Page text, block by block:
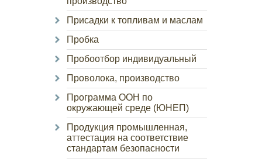
Присадки к топливам и маслам
Пробка
Пробоотбор индивидуальный
Проволока, производство
Программа ООН по
окружающей среде (ЮНЕП)
Продукция промышленная,
аттестация на соответствие
стандартам безопасности